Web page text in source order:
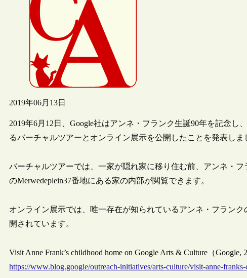
2019年06月13日
2019年6月12日、Google社はアンネ・フランク生誕90年を記念し
るバーチャルツアーとオンライン展示を公開したことを発表しま
バーチャルツアーでは、一家が隠れ家に移り住む前、アンネ・
のMerwedeplein37番地にある家の内部が閲覧できます。
オンライン展示では、唯一存在が知られているアンネ・フラン
開されています。
Visit Anne Frank’s childhood home on Google Arts & Culture（Google,
https://www.blog.google/outreach-initiatives/arts-culture/visit-anne-